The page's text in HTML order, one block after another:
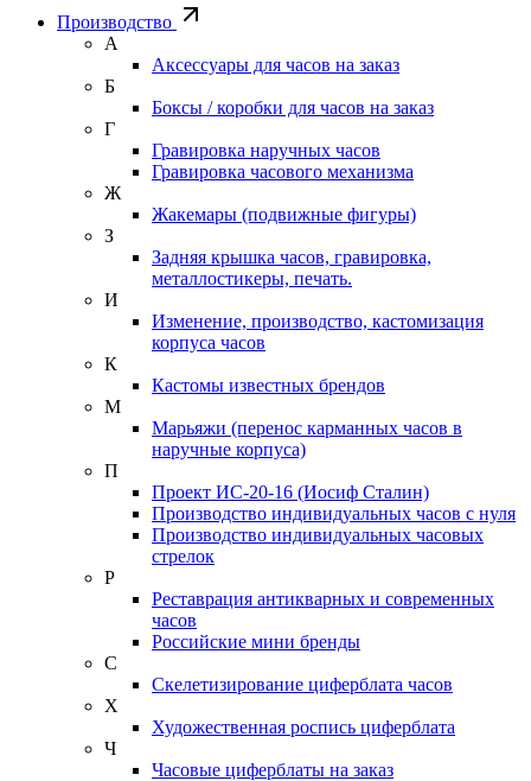
Производство
А
Аксессуары для часов на заказ
Б
Боксы / коробки для часов на заказ
Г
Гравировка наручных часов
Гравировка часового механизма
Ж
Жакемары (подвижные фигуры)
З
Задняя крышка часов, гравировка,
металлостикеры, печать.
И
Изменение, производство, кастомизация
корпуса часов
К
Кастомы известных брендов
М
Марьяжи (перенос карманных часов в
наручные корпуса)
П
Проект ИС-20-16 (Иосиф Сталин)
Производство индивидуальных часов с нуля
Производство индивидуальных часовых
стрелок
Р
Реставрация антикварных и современных
часов
Российские мини бренды
С
Скелетизирование циферблата часов
Х
Художественная роспись циферблата
Ч
Часовые циферблаты на заказ